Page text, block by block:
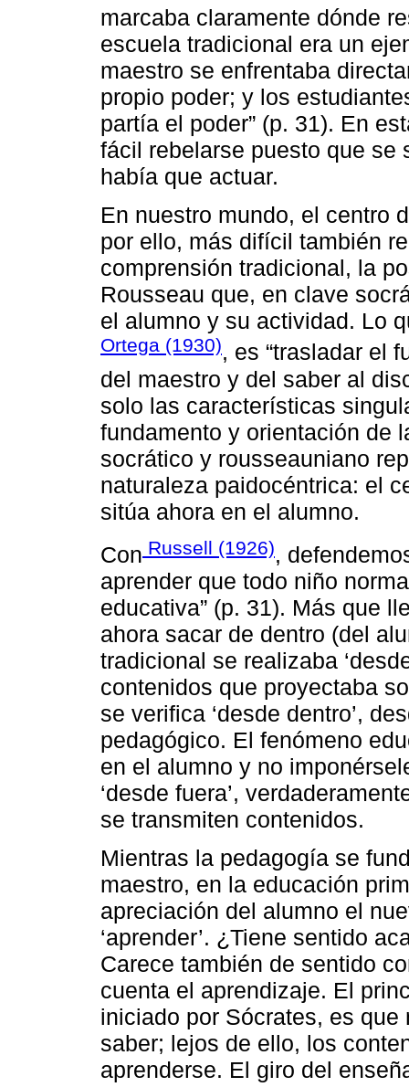
marcaba claramente dónde
escuela tradicional era un
maestro se enfrentaba
propio poder; y los
partía el poder” (p. 31). En
fácil rebelarse puesto que se
había que actuar.
En nuestro mundo, el centro
por ello, más difícil también
comprensión tradicional, la
Rousseau que, en clave
el alumno y su actividad. Lo
Ortega (1930), es “trasladar el
del maestro y del saber al
solo las características
fundamento y orientación de
socrático y rousseauniano
naturaleza paidocéntrica: el
sitúa ahora en el alumno.
Con Russell (1926),
aprender que todo niño
educativa” (p. 31). Más que
ahora sacar de dentro (del
tradicional se realizaba
contenidos que proyectaba
se verifica ‘desde dentro’,
pedagógico. El fenómeno
en el alumno y no
‘desde fuera’,
se transmiten contenidos.
Mientras la pedagogía se
maestro, en la educación
apreciación del alumno el
‘aprender’. ¿Tiene sentido
Carece también de sentido
cuenta el aprendizaje. El
iniciado por Sócrates, es
saber; lejos de ello, los
aprenderse. El giro del